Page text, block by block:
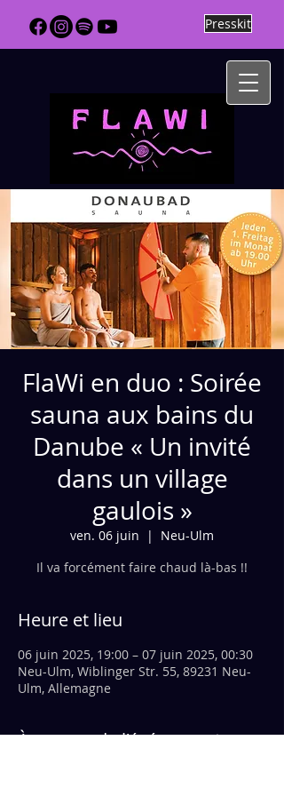
Presskit
FlaWi en duo : Soirée
sauna aux bains du
Danube « Un invité
dans un village
gaulois »
ven. 06 juin
  |
Neu-Ulm
Il va forcément faire chaud là-bas !!
Heure et lieu
06 juin 2025, 19:00 – 07 juin 2025, 00:30
Neu-Ulm, Wiblinger Str. 55, 89231 Neu-
Ulm, Allemagne
À propos de l'événement